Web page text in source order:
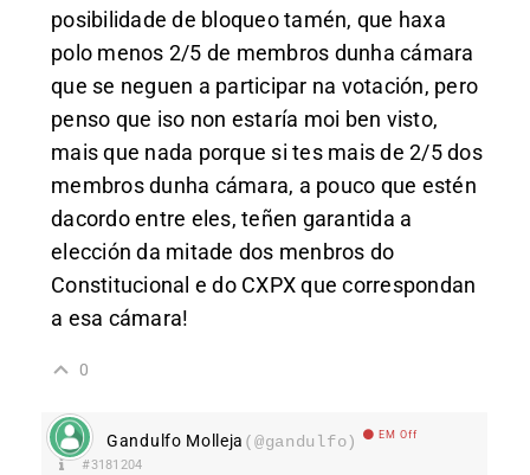
posibilidade de bloqueo tamén, que haxa
polo menos 2/5 de membros dunha cámara
que se neguen a participar na votación, pero
penso que iso non estaría moi ben visto,
mais que nada porque si tes mais de 2/5 dos
membros dunha cámara, a pouco que estén
dacordo entre eles, teñen garantida a
elección da mitade dos menbros do
Constitucional e do CXPX que correspondan
a esa cámara!
0
Gandulfo Molleja (@gandulfo) EM Off
#3181204